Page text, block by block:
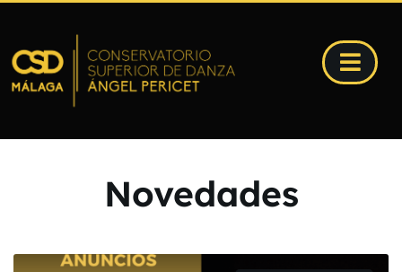
Novedades